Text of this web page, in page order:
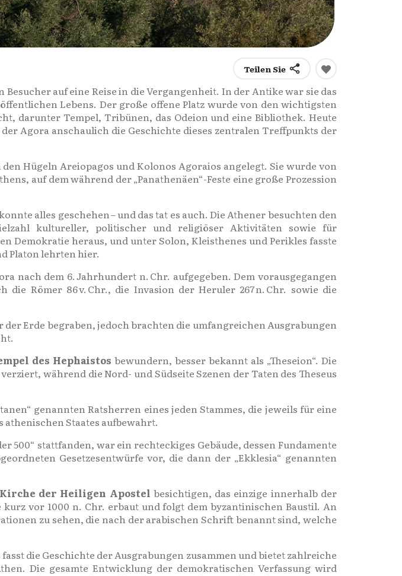
Teilen Sie
auf eine Reise in die Vergangenheit. In der Antike war sie das
Lebens. Der große offene Platz wurde von den wichtigsten
darunter Tempel, Tribünen, das Odeion und eine Bibliothek. Heute
Agora anschaulich die Geschichte dieses zentralen Treffpunkts der
Hügeln Areiopagos und Kolonos Agoraios angelegt. Sie wurde von
auf dem während der „Panathenäen“-Feste eine große Prozession
alles geschehen – und das tat es auch. Die Athener besuchten den
kultureller, politischer und religiöser Aktivitäten sowie für
Demokratie heraus, und unter Solon, Kleisthenes und Perikles fasste
Platon lehrten hier.
nach dem 6. Jahrhundert n. Chr. aufgegeben. Dem vorausgegangen
Römer 86 v. Chr., die Invasion der Heruler 267 n. Chr. sowie die
Erde begraben, jedoch brachten die umfangreichen Ausgrabungen
des Hephaistos bewundern, besser bekannt als „Theseion“. Die
während die Nord- und Südseite Szenen der Taten des Theseus
genannten Ratsherren eines jeden Stammes, die jeweils für eine
Staates aufbewahrt.
500“ stattfanden, war ein rechteckiges Gebäude, dessen Fundamente
Gesetzesentwürfe vor, die dann der „Ekklesia“ genannten
Kirche der Heiligen Apostel besichtigen, das einzige innerhalb der
vor 1000 n. Chr. erbaut und folgt dem byzantinischen Baustil. An
zu sehen, die nach der arabischen Schrift benannt sind, welche
die Geschichte der Ausgrabungen zusammen und bietet zahlreiche
Die gesamte Entwicklung der demokratischen Verfassung wird